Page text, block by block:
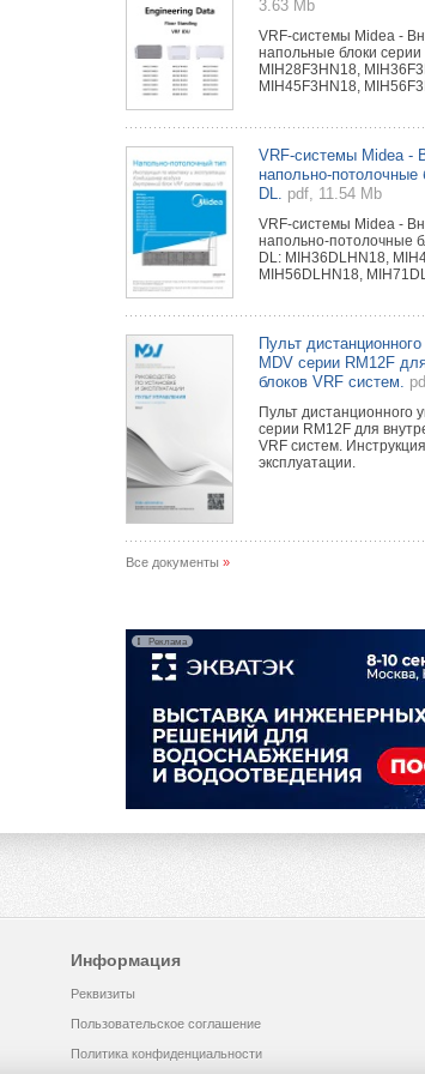
3.63 Mb
VRF-системы Midea -
напольные блоки серии
MIH28F3HN18,
MIH45F3HN18,
VRF-системы Midea -
напольно-потолочные
DL.
pdf, 11.54 Mb
VRF-системы Midea -
напольно-потолочные
DL: MIH36DLHN18,
MIH56DLHN18,
Пульт
MDV серии RM12F
блоков VRF систем.
Пульт дистанционного
серии RM12F для
VRF систем.
эксплуатации.
Все документы »
Реклама
Информация
Реквизиты
Пользовательское соглашение
Политика конфиденциальности